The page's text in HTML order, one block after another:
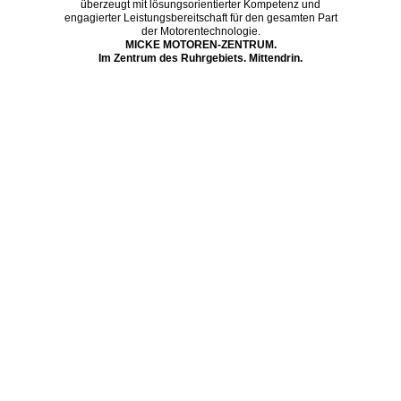
überzeugt mit lösungsorientierter Kompetenz und
engagierter Leistungsbereitschaft für den gesamten Part
der Motorentechnologie.
MICKE MOTOREN-ZENTRUM.
Im Zentrum des Ruhrgebiets. Mittendrin.